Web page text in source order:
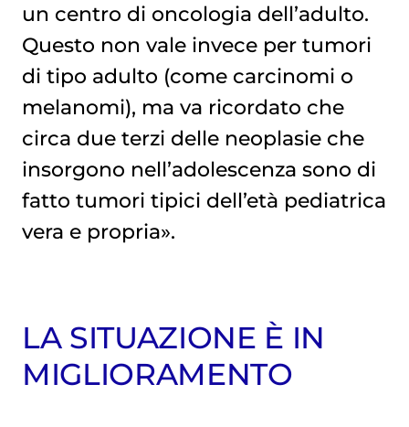
un centro di oncologia dell’adulto.
Questo non vale invece per tumori
di tipo adulto (come carcinomi o
melanomi), ma va ricordato che
circa due terzi delle neoplasie che
insorgono nell’adolescenza sono di
fatto tumori tipici dell’età pediatrica
vera e propria».
LA SITUAZIONE È IN
MIGLIORAMENTO